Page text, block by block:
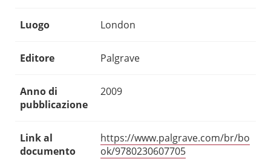
Luogo London
Editore Palgrave
Anno di
pubblicazione
2009
Link al
documento
https://www.palgrave.com/br/bo
ok/9780230607705